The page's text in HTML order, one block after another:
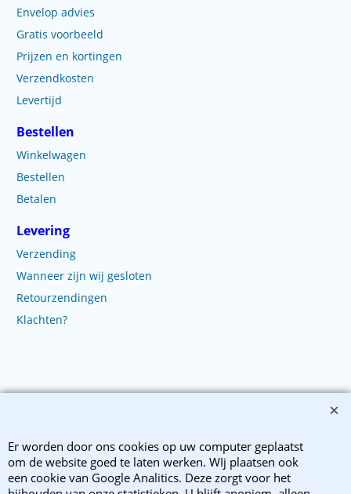
Envelop advies
Gratis voorbeeld
Prijzen en kortingen
Verzendkosten
Levertijd
Bestellen
Winkelwagen
Bestellen
Betalen
Levering
Verzending
Wanneer zijn wij gesloten
Retourzendingen
Klachten?
Webwinkel gemaakt met ShopFactory webwinkel software.
Er worden door ons cookies op uw computer geplaatst
om de website goed te laten werken. WIj plaatsen ook
een cookie van Google Analitics. Deze zorgt voor het